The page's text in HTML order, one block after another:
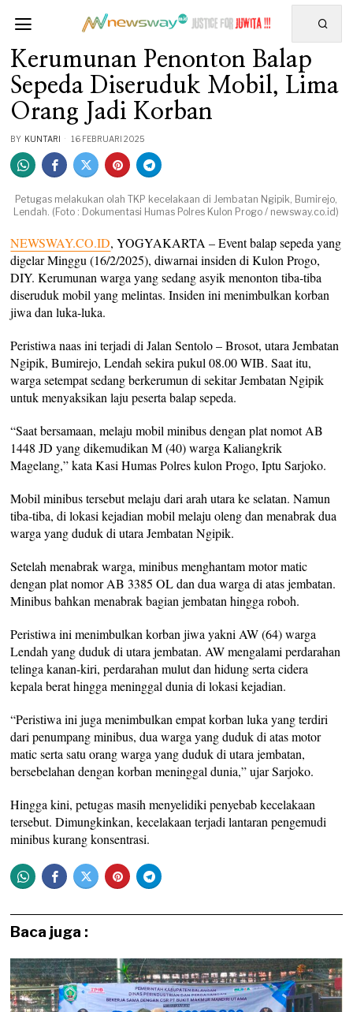
Kerumunan Penonton Balap
Sepeda Diseruduk Mobil, Lima
Orang Jadi Korban
BY KUNTARI 16 FEBRUARI 2025
Petugas melakukan olah TKP kecelakaan di Jembatan Ngipik, Bumirejo,
Lendah. (Foto : Dokumentasi Humas Polres Kulon Progo / newsway.co.id)
NEWSWAY.CO.ID, YOGYAKARTA – Event balap sepeda yang
digelar Minggu (16/2/2025), diwarnai insiden di Kulon Progo,
DIY. Kerumunan warga yang sedang asyik menonton tiba-tiba
diseruduk mobil yang melintas. Insiden ini menimbulkan korban
jiwa dan luka-luka.
Peristiwa naas ini terjadi di Jalan Sentolo – Brosot, utara Jembatan
Ngipik, Bumirejo, Lendah sekira pukul 08.00 WIB. Saat itu,
warga setempat sedang berkerumun di sekitar Jembatan Ngipik
untuk menyaksikan laju peserta balap sepeda.
“Saat bersamaan, melaju mobil minibus dengan plat nomot AB
1448 JD yang dikemudikan M (40) warga Kaliangkrik
Magelang,” kata Kasi Humas Polres kulon Progo, Iptu Sarjoko.
Mobil minibus tersebut melaju dari arah utara ke selatan. Namun
tiba-tiba, di lokasi kejadian mobil melaju oleng dan menabrak dua
warga yang duduk di utara Jembatan Ngipik.
Setelah menabrak warga, minibus menghantam motor matic
dengan plat nomor AB 3385 OL dan dua warga di atas jembatan.
Minibus bahkan menabrak bagian jembatan hingga roboh.
Peristiwa ini menimbulkan korban jiwa yakni AW (64) warga
Lendah yang duduk di utara jembatan. AW mengalami perdarahan
telinga kanan-kiri, perdarahan mulut dan hidung serta cidera
kepala berat hingga meninggal dunia di lokasi kejadian.
“Peristiwa ini juga menimbulkan empat korban luka yang terdiri
dari penumpang minibus, dua warga yang duduk di atas motor
matic serta satu orang warga yang duduk di utara jembatan,
bersebelahan dengan korban meninggal dunia,” ujar Sarjoko.
Hingga kini, petugas masih menyelidiki penyebab kecelakaan
tersebut. Dimungkinkan, kecelakaan terjadi lantaran pengemudi
minibus kurang konsentrasi.
Baca juga :